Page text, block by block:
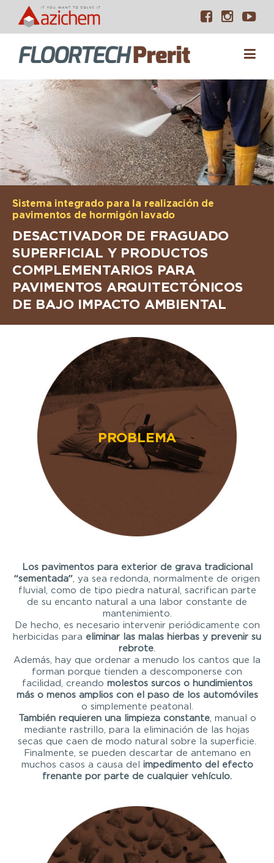
Sistema integrado para la realización de
pavimentos de hormigón lavado
DESACTIVADOR DE FRAGUADO
SUPERFICIAL Y PRODUCTOS
COMPLEMENTARIOS PARA
PAVIMENTOS ARQUITECTÓNICOS
DE BAJO IMPACTO AMBIENTAL
PROBLEMA
Los pavimentos para exterior de grava tradicional
“sementada” , ya sea redonda, normalmente de origen
fluvial, como de tipo piedra natural, sacrifican parte
de su encanto natural a una labor constante de
mantenimiento.
De hecho, es necesario intervenir periódicamente con
herbicidas para eliminar las malas hierbas y prevenir su
rebrote
Además, hay que ordenar a menudo los cantos que la
forman porque tienden a descomponerse con
facilidad, creando molestos surcos o hundimientos
más o menos amplios con el paso de los automóviles
o simplemente peatonal.
También requieren una limpieza constante, manual o
mediante rastrillo, para la eliminación de las hojas
secas que caen de modo natural sobre la superficie.
Finalmente, se pueden descartar de antemano en
muchos casos a causa del impedimento del efecto
frenante por parte de cualquier vehículo.